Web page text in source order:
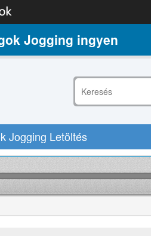
Jogging ingyen
Jogging Letöltés